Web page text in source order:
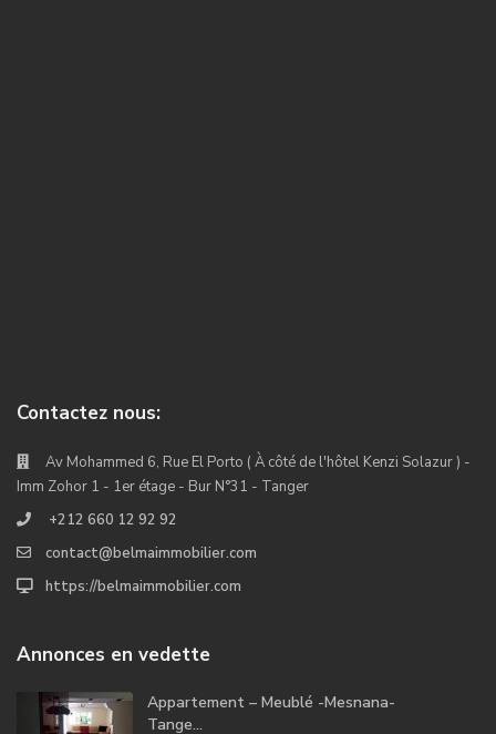
Contactez nous:
Av Mohammed 6, Rue El Porto ( À côté de l'hôtel Kenzi Solazur ) -
Imm Zohor 1 - 1er étage - Bur N°31 - Tanger
+212 660 12 92 92
contact@belmaimmobilier.com
https://belmaimmobilier.com
Annonces en vedette
Appartement – Meublé -Mesnana-
Tange...